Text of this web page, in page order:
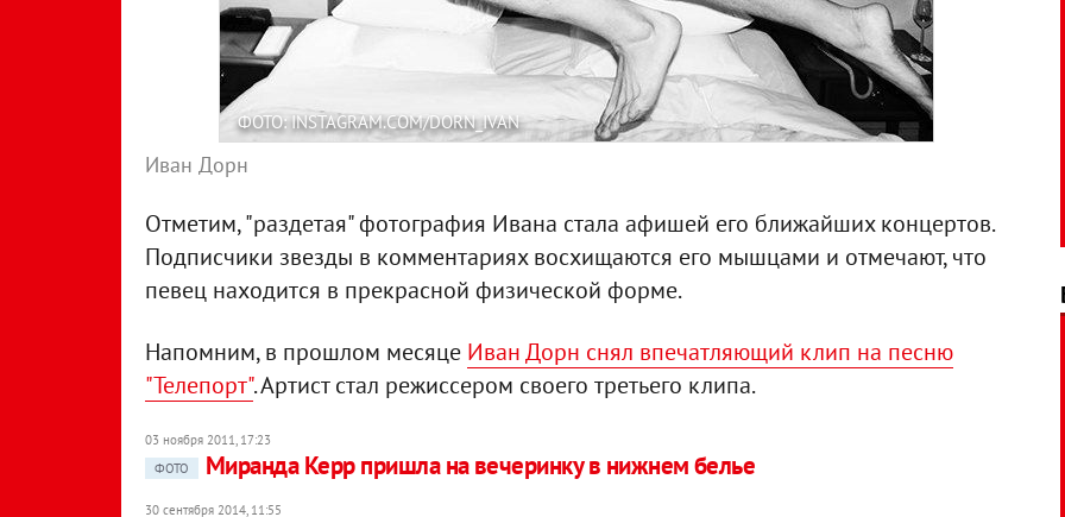
ФОТО: INSTAGRAM.COM/DORN_IVAN
Иван Дорн
Отметим, "раздетая" фотография Ивана стала афишей его ближайших концертов.
Подписчики звезды в комментариях восхищаются его мышцами и отмечают, что
певец находится в прекрасной физической форме.
Напомним, в прошлом месяце Иван Дорн снял впечатляющий клип на песню
"Телепорт". Артист стал режиссером своего третьего клипа.
03 ноября 2011, 17:23
ФОТО
Миранда Керр пришла на вечеринку в нижнем белье
30 сентября 2014, 11:55